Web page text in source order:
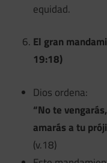
equidad.
El gran
19:18)
Dios ordena:
“No te
amarás a tu
(v.18)